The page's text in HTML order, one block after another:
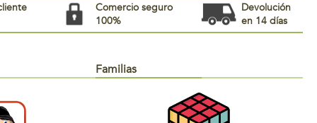
Comercio seguro
100%
Devolución
en 14 días
Familias